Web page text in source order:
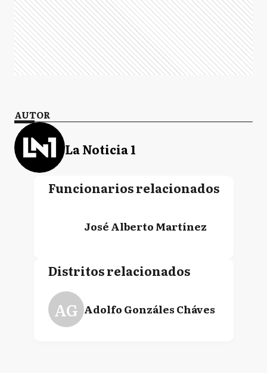
AUTOR
La Noticia 1
Funcionarios relacionados
José Alberto Martínez
Distritos relacionados
AG Adolfo Gonzáles Cháves